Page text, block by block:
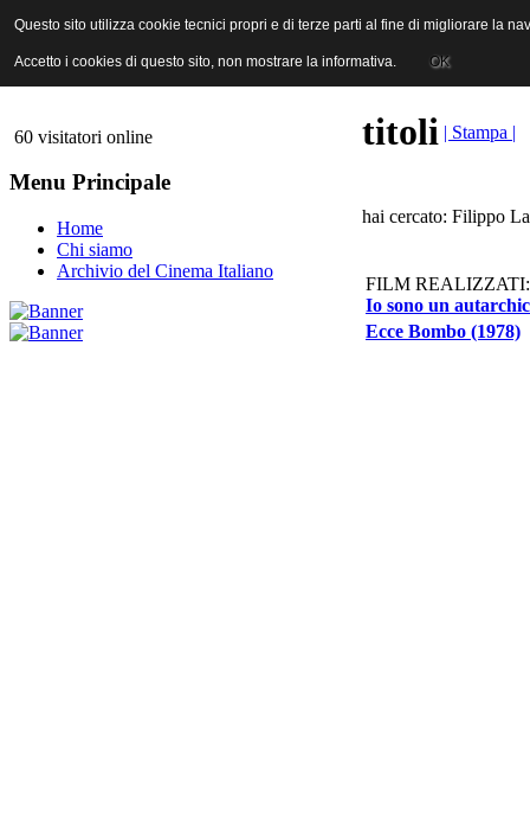
ANICA | Associazione Nazionale Industrie Cinematografiche
60 visitatori online
Menu Principale
Home
Chi siamo
Archivio del Cinema Italiano
titoli | Stampa |
hai cercato: Filippo
FILM REALIZZATI:
Io sono un
Ecce Bombo (1978)
Questo sito utilizza cookie tecnici propri e di terze parti al fine di migliorare la
Accetto i cookies di questo sito, non mostrare la informativa. OK
Questo sito utilizza cookie tecnici propri e di terze parti al fine di migliorare la
Accetto i cookies di questo sito, non mostrare la informativa. OK